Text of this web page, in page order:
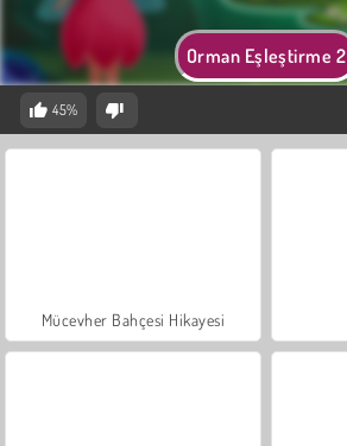
Orman Eşleştirme 2
45%
Mücevher Bahçesi Hikayesi